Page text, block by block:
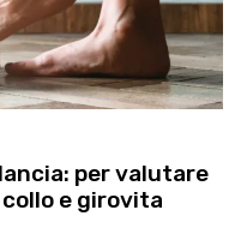
per valutare
e girovita